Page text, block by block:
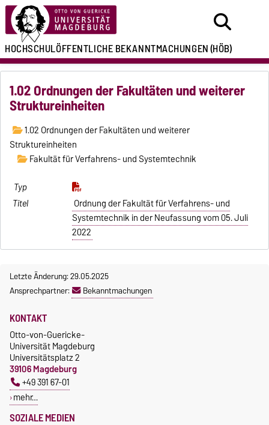
HOCHSCHULÖFFENTLICHEBEKANNTMACHUNGEN(HÖB)
1.02 Ordnungen der Fakultäten und weiterer
Struktureinheiten
1.02 Ordnungen der Fakultäten und weiterer
Struktureinheiten
Fakultät für Verfahrens- und Systemtechnik
Ordnung der Fakultät für Verfahrens- und
Systemtechnik in der Neufassung vom 05. Juli
2022
Letzte Änderung: 29.05.2025
Ansprechpartner:
Bekanntmachungen
SOZIALE MEDIEN
KONTAKT
Otto-von-Guericke-
Universität Magdeburg
Universitätsplatz 2
39106 Magdeburg
+49 391 67-01
mehr…